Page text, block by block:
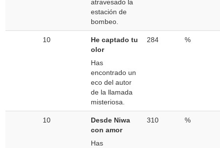
atravesado la
estación de
bombeo.
10
He captado tu
olor
Has
encontrado un
eco del autor
de la llamada
misteriosa.
284 %
10
Desde Niwa
con amor
Has
310 %